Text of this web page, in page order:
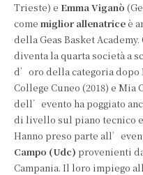
Trieste) e Emma Viganò
come miglior allenatriceè
della Geas Basket
diventa la quarta società a
d’oro della categoria dopo
College Cuneo (2018) e Mia
dell’evento ha poggiato
di livello sul piano tecnico
Hanno preso parte
Campo (Udc) provenienti
Campania. Il loro impiego